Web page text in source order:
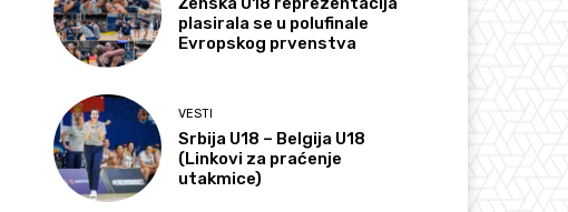
plasirala se u polufinale
Evropskog prvenstva
VESTI
Srbija U18 – Belgija U18
(Linkovi za praćenje
utakmice)